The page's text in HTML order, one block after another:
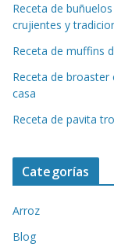
Receta de
crujientes y
Receta de muffins
Receta de
casa
Receta de pavita
Categorías
Arroz
Blog